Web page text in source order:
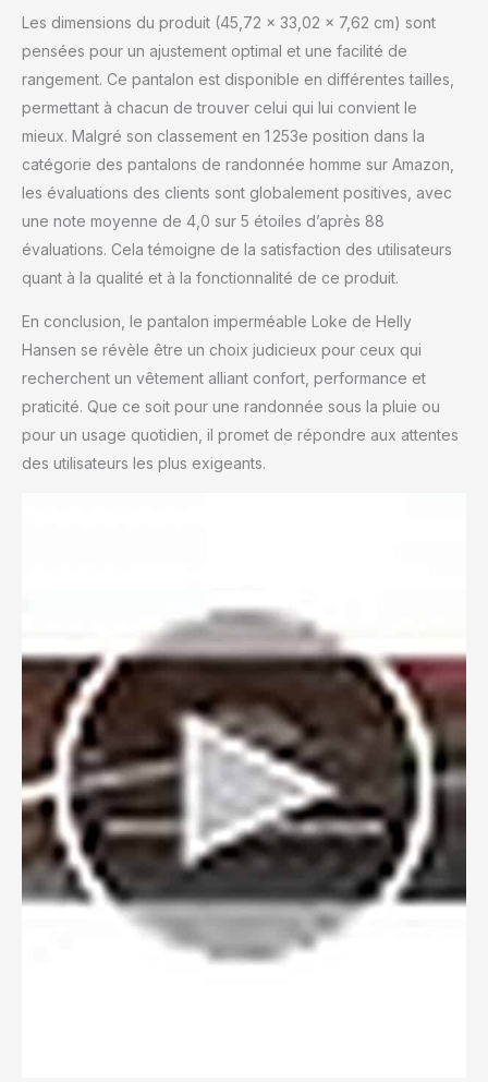
Les dimensions du produit (45,72 x 33,02 x 7,62 cm) sont
pensées pour un ajustement optimal et une facilité de
rangement. Ce pantalon est disponible en différentes tailles,
permettant à chacun de trouver celui qui lui convient le
mieux. Malgré son classement en 1 253e position dans la
catégorie des pantalons de randonnée homme sur Amazon,
les évaluations des clients sont globalement positives, avec
une note moyenne de 4,0 sur 5 étoiles d’après 88
évaluations. Cela témoigne de la satisfaction des utilisateurs
quant à la qualité et à la fonctionnalité de ce produit.
En conclusion, le pantalon imperméable Loke de Helly
Hansen se révèle être un choix judicieux pour ceux qui
recherchent un vêtement alliant confort, performance et
praticité. Que ce soit pour une randonnée sous la pluie ou
pour un usage quotidien, il promet de répondre aux attentes
des utilisateurs les plus exigeants.